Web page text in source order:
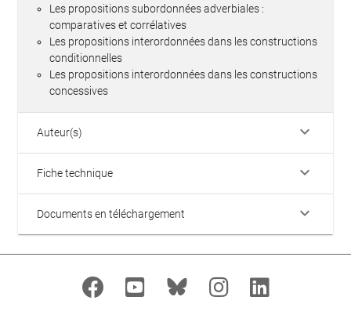
Les propositions subordonnées adverbiales :
comparatives et corrélatives
Les propositions interordonnées dans les constructions
conditionnelles
Les propositions interordonnées dans les constructions
concessives
Auteur(s) keyboard_arrow_down
Fiche technique keyboard_arrow_down
Documents en téléchargement keyboard_arrow_down